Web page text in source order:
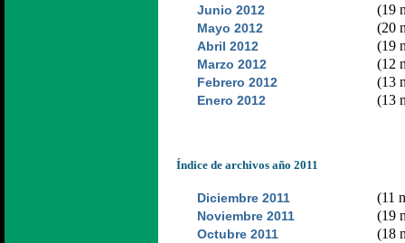
Junio 2012 (19
Mayo 2012 (20
Abril 2012 (19
Marzo 2012 (12
Febrero 2012 (13
Enero 2012 (13
Índice de archivos año 2011
Diciembre 2011 (11
Noviembre 2011 (19
Octubre 2011 (18